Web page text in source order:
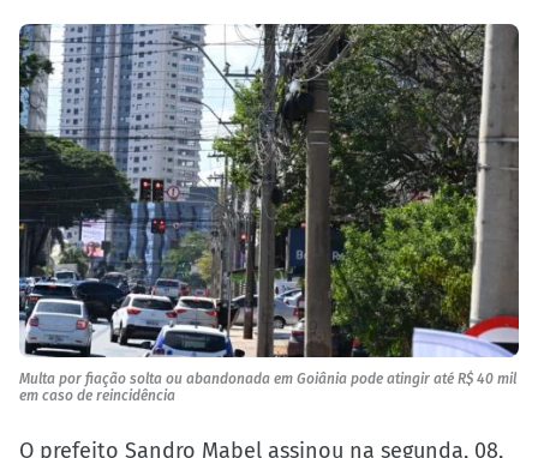
Multa por fiação solta ou abandonada em Goiânia pode atingir até R$ 40 mil
em caso de reincidência
O prefeito Sandro Mabel assinou na segunda, 08,